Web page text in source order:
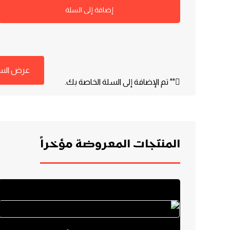
إضافة إلى السلة
"" تم الإضافة إلى السلة الخاصة بك.
عرض
المنتجات المعروضة مؤخراً